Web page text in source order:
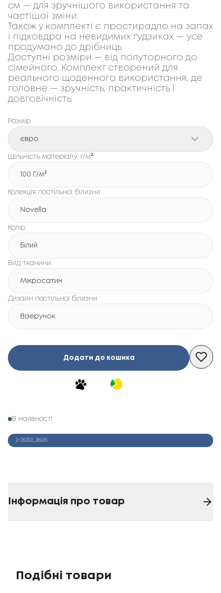
см — для зручнішого використання та
частішої зміни.
Також у комплекті є простирадло на запах
і підковдра на невидимих ґудзиках — усе
продумано до дрібниць.
Доступні розміри — від полуторного
сімейного. Комплект створений для
реального щоденного використання, де
головне — зручність, практичність і
довговічність.
Розмір
євро
Щільність матеріалу, г/м²
100 Г/м²
Колекція постільної білизни
Novella
Колір
Білий
Вид тканини
Мікросатин
Дизайн постільної білизни
Візерунок
Додати до кошика
В наявності
2-05302_36015
Інформація про товар
Подібні товари